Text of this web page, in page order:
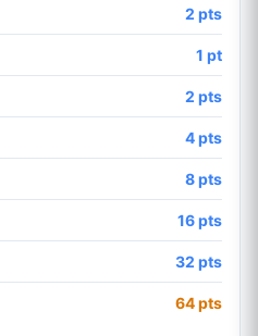
2 pts
1 pt
2 pts
4 pts
8 pts
16 pts
32 pts
64 pts